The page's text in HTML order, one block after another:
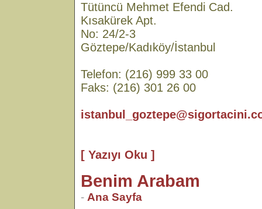
Tütüncü Mehmet Efendi Cad.
Kısakürek Apt.
No: 24/2-3
Göztepe/Kadıköy/İstanbul
Telefon: (216) 999 33 00
Faks: (216) 301 26 00
[ Yazıyı Oku ]
Benim Arabam
- Ana Sayfa